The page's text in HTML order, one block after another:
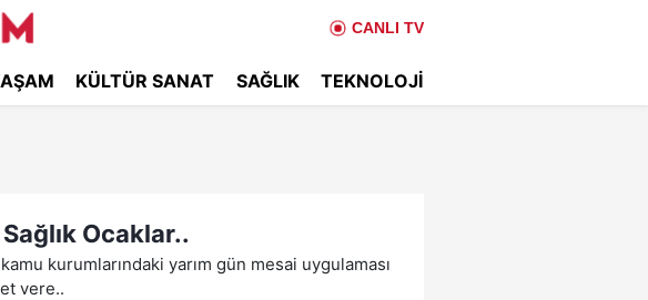
CANLI TV
KÜLTÜR SANAT SAĞLIK TEKNOLOJI
Ocaklar..
kurumlarındaki yarım gün mesai uygulaması
vere..